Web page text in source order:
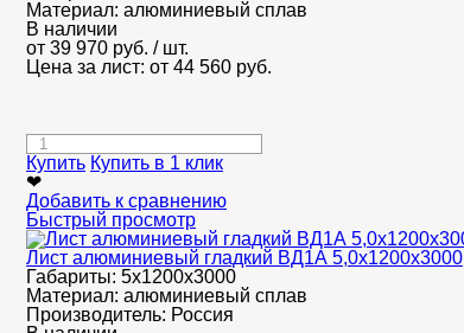
Материал: алюминиевый сплав
В наличии
от 39 970 руб. / шт.
Цена за лист: от 44 560 руб.
Купить Купить в 1 клик
❤
Добавить к сравнению
Быстрый просмотр
Лист алюминиевый гладкий ВД1А 5,0х1200х3000
Габариты: 5х1200х3000
Материал: алюминиевый сплав
Производитель: Россия